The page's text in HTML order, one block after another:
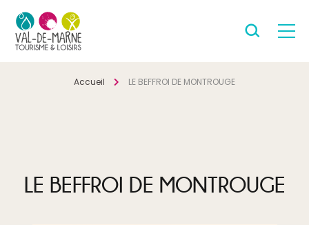
Accueil LE BEFFROI DE MONTROUGE
LE BEFFROI DE MONTROUGE